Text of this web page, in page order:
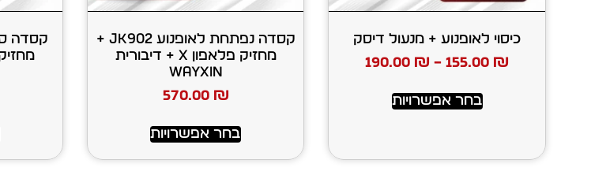
כיסוי לאופנוע + מנעול דיסק
155.00 ₪
–
190.00 ₪
בחר אפשרויות
קסדה נפתחת לאופנוע JK902 +
מחזיק פלאפון X + דיבורית
WAYXIN
570.00 ₪
בחר אפשרויות